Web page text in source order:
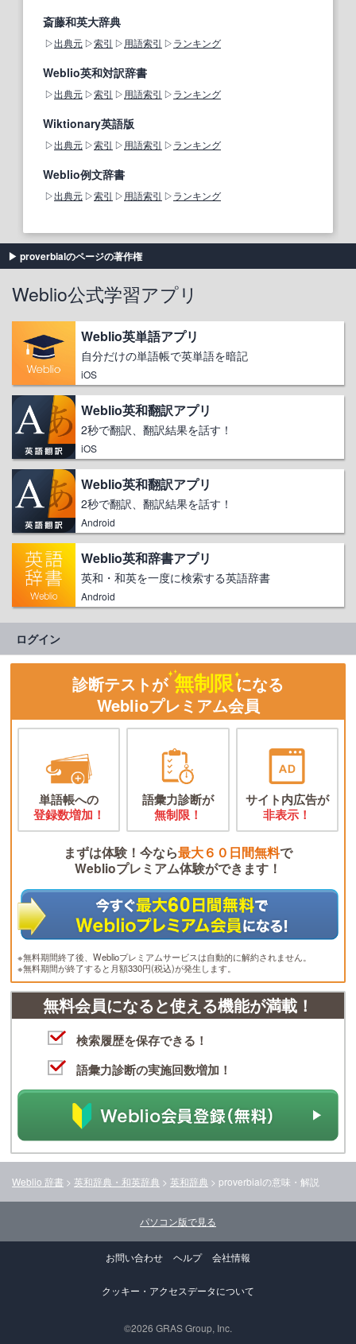
斎藤和英大辞典
出典元 索引 用語索引 ランキング
Weblio英和対訳辞書
出典元 索引 用語索引 ランキング
Wiktionary英語版
出典元 索引 用語索引 ランキング
Weblio例文辞書
出典元 索引 用語索引 ランキング
proverbialのページの著作権
Weblio公式学習アプリ
Weblio英単語アプリ
自分だけの単語帳で英単語を暗記
iOS
Weblio英和翻訳アプリ
2秒で翻訳、翻訳結果を話す！
iOS
Weblio英和翻訳アプリ
2秒で翻訳、翻訳結果を話す！
Android
Weblio英和辞書アプリ
英和・和英を一度に検索する英語辞書
Android
ログイン
診断テストが 無制限になる
Weblioプレミアム会員
単語帳への
登録数増加！
語彙力診断が
無制限！
サイト内広告が
非表示！
まずは体験！今なら最大６０日間無料で
Weblioプレミアム体験ができます！
※無料期間終了後、Weblioプレミアムサービスは自動的に解約されません。
※無料期間が終了すると月額330円(税込)が発生します。
無料会員になると使える機能が満載！
検索履歴を保存できる！
語彙力診断の実施回数増加！
Weblio 辞書 > 英和辞典・和英辞典 > 英和辞典 > proverbialの意味・解説
パソコン版で見る
お問い合わせ ヘルプ 会社情報
クッキー・アクセスデータについて
©2026 GRAS Group, Inc.